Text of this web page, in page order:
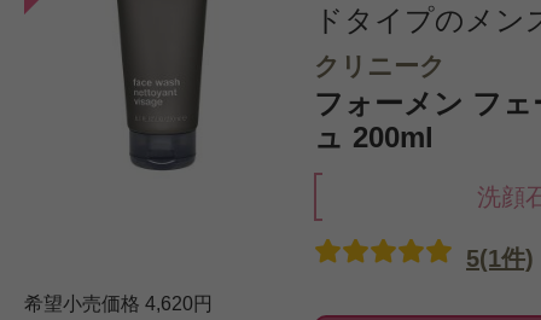
ドタイプのメン
クリニーク
フォーメン フ
ュ 200ml
洗顔
希望小売価格 4,620円
5(1件)